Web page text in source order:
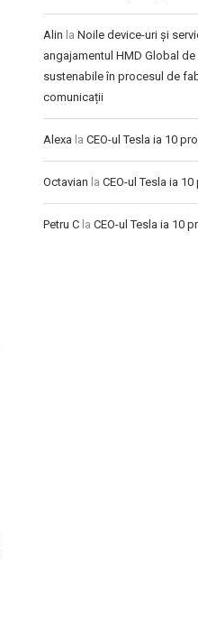
Alin la Noile device-uri și
angajamentul HMD Global
sustenabile în procesul de
comunicații
Alexa la CEO-ul Tesla ia 10
Octavian la CEO-ul Tesla ia
Petru C la CEO-ul Tesla ia 10